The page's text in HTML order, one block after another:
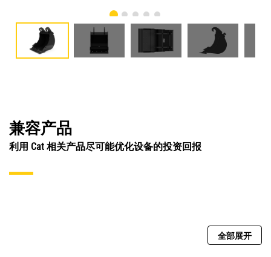
兼容产品
利用 Cat 相关产品尽可能优化设备的投资回报
全部展开